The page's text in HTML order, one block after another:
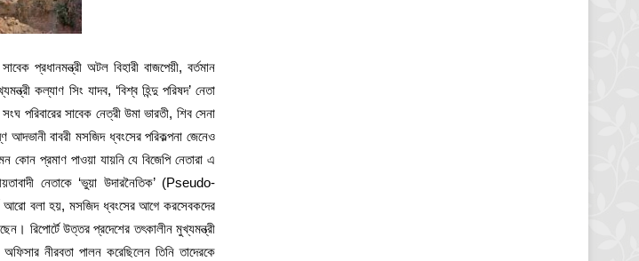
প্রধানমন্ত্রী অটল বিহারী বাজপেয়ী, বর্তমান
কল্যাণ সিং যাদব, ‘বিশ্ব হিন্দু পরিষদ’ নেতা
পরিবারের সাবেক নেত্রী উমা ভারতী, শিব সেনা
বাবরী মসজিদ ধ্বংসের পরিকল্পনা জেনেও
কোন প্রমাণ পাওয়া যায়নি যে বিজেপি নেতারা এ
নেতাকে ‘ভুয়া উদারনৈতিক’ (Pseudo-
আরো বলা হয়, মসজিদ ধ্বংসের আগে করসেবকদের
রিপোর্টে উত্তর প্রদেশের তৎকালীন মুখ্যমন্ত্রী
নীরবতা পালন করেছিলেন তিনি তাদেরকে